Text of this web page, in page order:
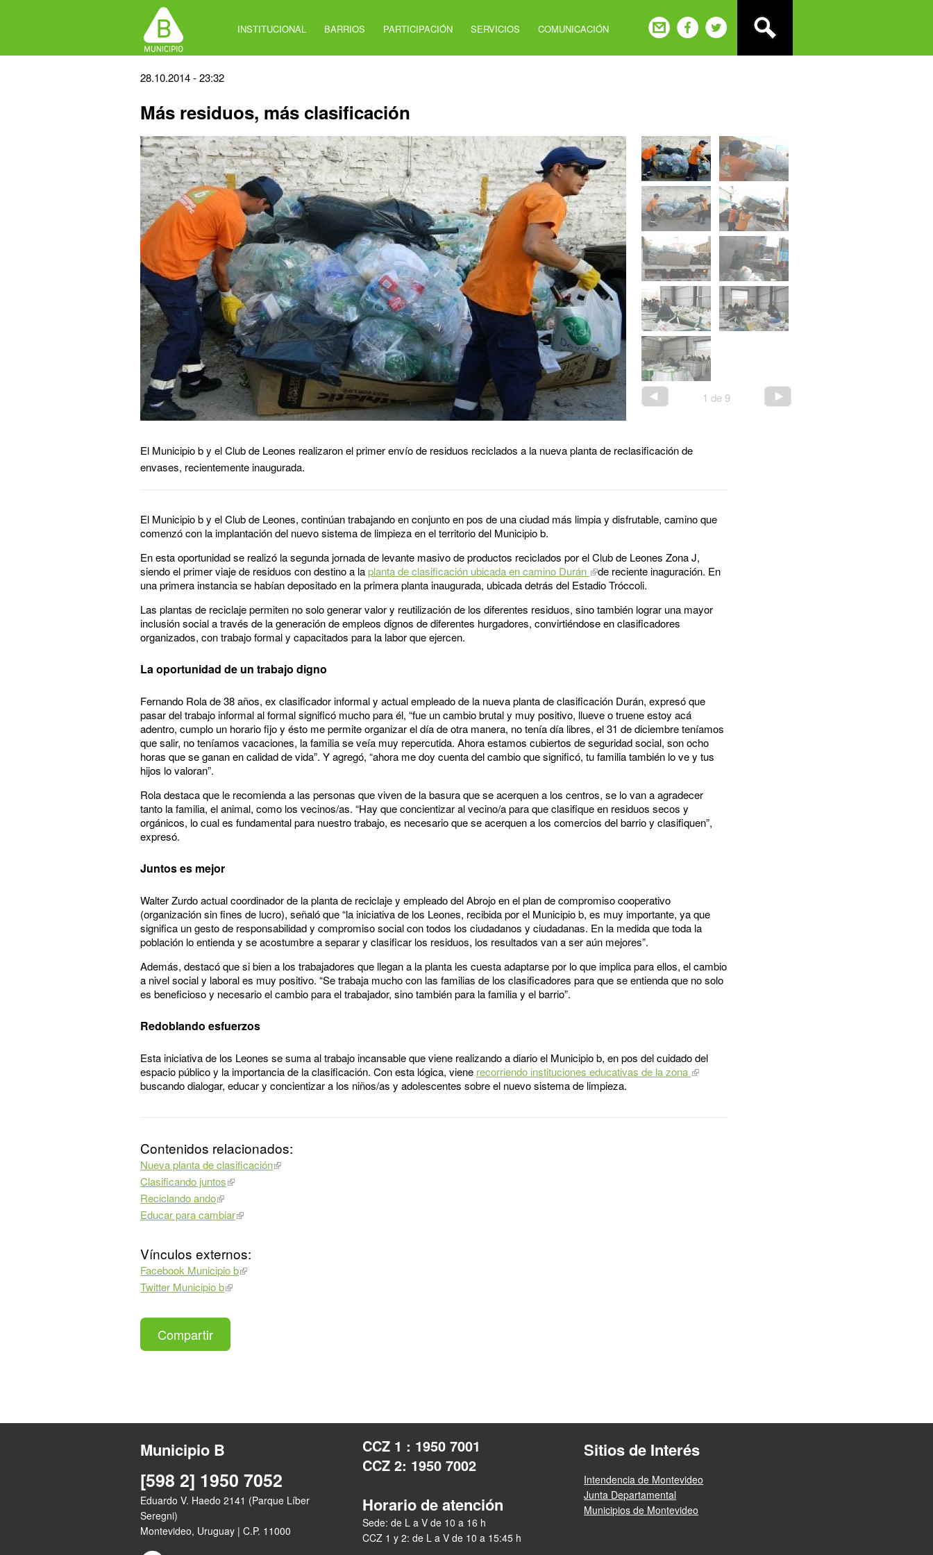
INSTITUCIONAL BARRIOS PARTICIPACIÓN SERVICIOS COMUNICACIÓN
Back
top
28.10.2014 - 23:32
Más residuos, más clasificación
1 de 9
El Municipio b y el Club de Leones realizaron el primer envío de residuos reciclados a la nueva planta de reclasificación de
envases, recientemente inaugurada.
El Municipio b y el Club de Leones, continúan trabajando en conjunto en pos de una ciudad más limpia y disfrutable, camino que
comenzó con la implantación del nuevo sistema de limpieza en el territorio del Municipio b.
En esta oportunidad se realizó la segunda jornada de levante masivo de productos reciclados por el Club de Leones Zona J,
siendo el primer viaje de residuos con destino a laplanta de clasificación ubicada en camino Durán
de reciente inaguración. En
una primera instancia se habían depositado en la primera planta inaugurada, ubicada detrás del Estadio Tróccoli.
Las plantas de reciclaje permiten no solo generar valor y reutilización de los diferentes residuos, sino también lograr una mayor
inclusión social a través de la generación de empleos dignos de diferentes hurgadores, convirtiéndose en clasificadores
organizados, con trabajo formal y capacitados para la labor que ejercen.
La oportunidad de un trabajo digno
Fernando Rola de 38 años, ex clasificador informal y actual empleado de la nueva planta de clasificación Durán, expresó que
pasar del trabajo informal al formal significó mucho para él, “fue un cambio brutal y muy positivo, llueve o truene estoy acá
adentro, cumplo un horario fijo y ésto me permite organizar el día de otra manera, no tenía día libres, el 31 de diciembre teníamos
que salir, no teníamos vacaciones, la familia se veía muy repercutida. Ahora estamos cubiertos de seguridad social, son ocho
horas que se ganan en calidad de vida”. Y agregó, “ahora me doy cuenta del cambio que significó, tu familia también lo ve y tus
hijos lo valoran”.
Rola destaca que le recomienda a las personas que viven de la basura que se acerquen a los centros, se lo van a agradecer
tanto la familia, el animal, como los vecinos/as. “Hay que concientizar al vecino/a para que clasifique en residuos secos y
orgánicos, lo cual es fundamental para nuestro trabajo, es necesario que se acerquen a los comercios del barrio y clasifiquen”,
expresó.
Juntos es mejor
Walter Zurdo actual coordinador de la planta de reciclaje y empleado del Abrojo en el plan de compromiso cooperativo
(organización sin fines de lucro), señaló que “la iniciativa de los Leones, recibida por el Municipio b, es muy importante, ya que
significa un gesto de responsabilidad y compromiso social con todos los ciudadanos y ciudadanas. En la medida que toda la
población lo entienda y se acostumbre a separar y clasificar los residuos, los resultados van a ser aún mejores”.
Además, destacó que si bien a los trabajadores que llegan a la planta les cuesta adaptarse por lo que implica para ellos, el cambio
a nivel social y laboral es muy positivo. “Se trabaja mucho con las familias de los clasificadores para que se entienda que no solo
es beneficioso y necesario el cambio para el trabajador, sino también para la familia y el barrio”.
Redoblando esfuerzos
Esta iniciativa de los Leones se suma al trabajo incansable que viene realizando a diario el Municipio b, en pos del cuidado del
espacio público y la importancia de la clasificación. Con esta lógica, viene recorriendo instituciones educativas de la zona
buscando dialogar, educar y concientizar a los niños/as y adolescentes sobre el nuevo sistema de limpieza.
Contenidos relacionados:
Nueva planta de clasificación
Clasificando juntos
Reciclando ando
Educar para cambiar
Vínculos externos:
Facebook Municipio b
Twitter Municipio b
Compartir
Municipio B
[598 2] 1950 7052
Eduardo V. Haedo 2141 (Parque Líber
Seregni)
Montevideo, Uruguay | C.P. 11000
CCZ 1 : 1950 7001
CCZ 2: 1950 7002
Horario de atención
Sede: de L a V de 10 a 16 h
CCZ 1 y 2: de L a V de 10 a 15:45 h
Sitios de Interés
Intendencia de Montevideo
Junta Departamental
Municipios de Montevideo